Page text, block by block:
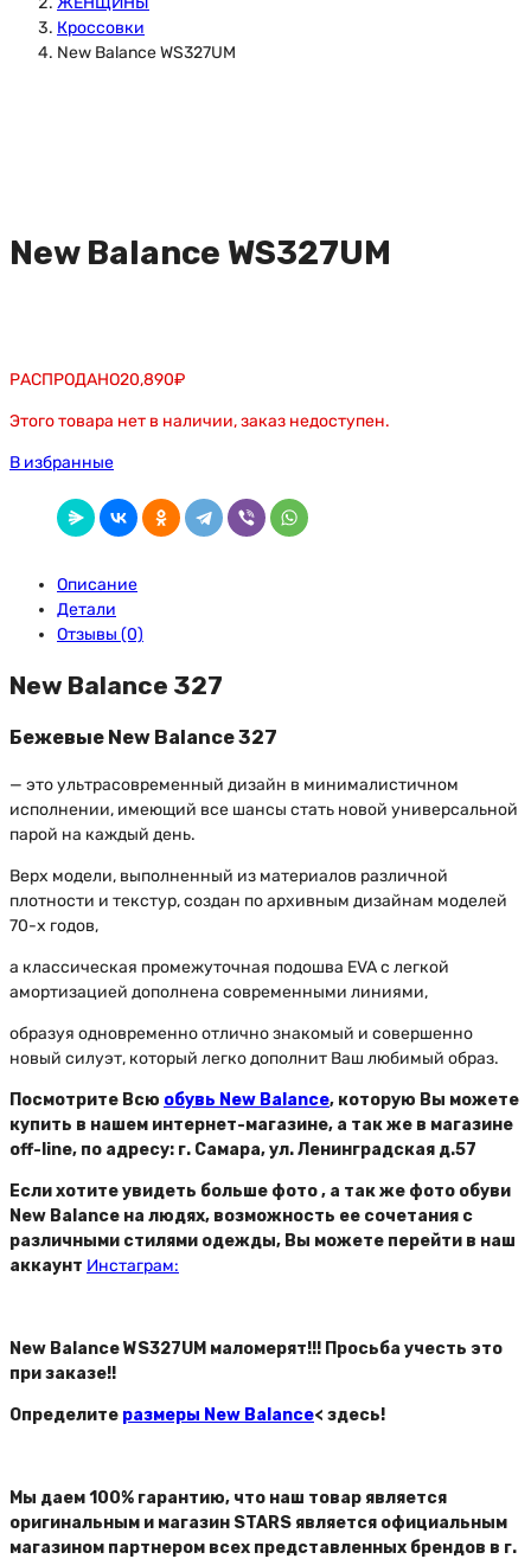
Кроссовки
New Balance WS327UM
New Balance WS327UM
РАСПРОДАНО20,890₽
Этого товара нет в наличии, заказ недоступен.
В избранные
Описание
Детали
Отзывы (0)
New Balance 327
Бежевые New Balance 327
— это ультрасовременный дизайн в минималистичном
исполнении, имеющий все шансы стать новой универсальной
парой на каждый день.
Верх модели, выполненный из материалов различной
плотности и текстур, создан по архивным дизайнам моделей
70-х годов,
а классическая промежуточная подошва EVA с легкой
амортизацией дополнена современными линиями,
образуя одновременно отлично знакомый и совершенно
новый силуэт, который легко дополнит Ваш любимый образ.
Посмотрите Всю обувь New Balance, которую Вы можете
купить в нашем интернет-магазине, а так же в магазине
off-line, по адресу: г. Самара, ул. Ленинградская д.57
Если хотите увидеть больше фото , а так же фото обуви
New Balance на людях, возможность ее сочетания с
различными стилями одежды, Вы можете перейти в наш
аккаунт Инстаграм:
New Balance WS327UM маломерят!!! Просьба учесть это
при заказе!!
Определите размеры New Balance< здесь!
Мы даем 100% гарантию, что наш товар является
оригинальным и магазин STARS является официальным
магазином партнером всех представленных брендов в г.